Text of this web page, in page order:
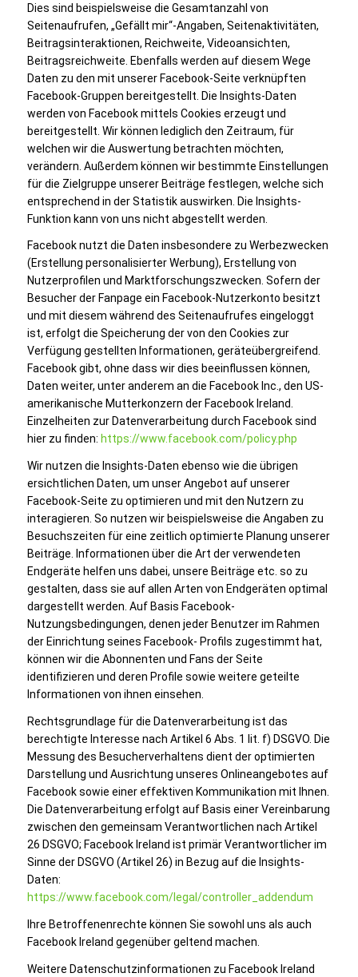
Dies sind beispielsweise die Gesamtanzahl von
Seitenaufrufen, „Gefällt mir“-Angaben, Seitenaktivitäten,
Beitragsinteraktionen, Reichweite, Videoansichten,
Beitragsreichweite. Ebenfalls werden auf diesem Wege
Daten zu den mit unserer Facebook-Seite verknüpften
Facebook-Gruppen bereitgestellt. Die Insights-Daten
werden von Facebook mittels Cookies erzeugt und
bereitgestellt. Wir können lediglich den Zeitraum, für
welchen wir die Auswertung betrachten möchten,
verändern. Außerdem können wir bestimmte Einstellungen
für die Zielgruppe unserer Beiträge festlegen, welche sich
entsprechend in der Statistik auswirken. Die Insights-
Funktion kann von uns nicht abgestellt werden.
Facebook nutzt die Daten insbesondere zu Werbezwecken
(Erstellung personalisierter Werbung), Erstellung von
Nutzerprofilen und Marktforschungszwecken. Sofern der
Besucher der Fanpage ein Facebook-Nutzerkonto besitzt
und mit diesem während des Seitenaufrufes eingeloggt
ist, erfolgt die Speicherung der von den Cookies zur
Verfügung gestellten Informationen, geräteübergreifend.
Facebook gibt, ohne dass wir dies beeinflussen können,
Daten weiter, unter anderem an die Facebook Inc., den US-
amerikanische Mutterkonzern der Facebook Ireland.
Einzelheiten zur Datenverarbeitung durch Facebook sind
hier zu finden: https://www.facebook.com/policy.php
Wir nutzen die Insights-Daten ebenso wie die übrigen
ersichtlichen Daten, um unser Angebot auf unserer
Facebook-Seite zu optimieren und mit den Nutzern zu
interagieren. So nutzen wir beispielsweise die Angaben zu
Besuchszeiten für eine zeitlich optimierte Planung unserer
Beiträge. Informationen über die Art der verwendeten
Endgeräte helfen uns dabei, unsere Beiträge etc. so zu
gestalten, dass sie auf allen Arten von Endgeräten optimal
dargestellt werden. Auf Basis Facebook-
Nutzungsbedingungen, denen jeder Benutzer im Rahmen
der Einrichtung seines Facebook- Profils zugestimmt hat,
können wir die Abonnenten und Fans der Seite
identifizieren und deren Profile sowie weitere geteilte
Informationen von ihnen einsehen.
Rechtsgrundlage für die Datenverarbeitung ist das
berechtigte Interesse nach Artikel 6 Abs. 1 lit. f) DSGVO. Die
Messung des Besucherverhaltens dient der optimierten
Darstellung und Ausrichtung unseres Onlineangebotes auf
Facebook sowie einer effektiven Kommunikation mit Ihnen.
Die Datenverarbeitung erfolgt auf Basis einer Vereinbarung
zwischen den gemeinsam Verantwortlichen nach Artikel
26 DSGVO; Facebook Ireland ist primär Verantwortlicher im
Sinne der DSGVO (Artikel 26) in Bezug auf die Insights-
Daten:
https://www.facebook.com/legal/controller_addendum
Ihre Betroffenenrechte können Sie sowohl uns als auch
Facebook Ireland gegenüber geltend machen.
Weitere Datenschutzinformationen zu Facebook Ireland